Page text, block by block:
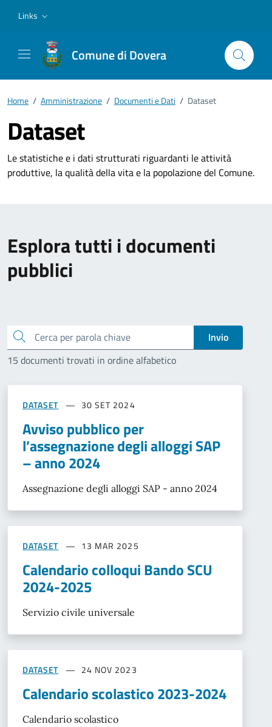
Links
Comune di Dovera
Home / Amministrazione / Documenti e Dati / Dataset
Dataset
Le statistiche e i dati strutturati riguardanti le attività
produttive, la qualità della vita e la popolazione del Comune.
Esplora tutti i documenti
pubblici
Cerca
Invio
15 documenti trovati in ordine alfabetico
DATASET 30 SET 2024
Avviso pubblico per
l’assegnazione degli alloggi SAP
– anno 2024
Assegnazione degli alloggi SAP - anno 2024
DATASET 13 MAR 2025
Calendario colloqui Bando SCU
2024-2025
Servizio civile universale
DATASET 24 NOV 2023
Calendario scolastico 2023-2024
Calendario scolastico